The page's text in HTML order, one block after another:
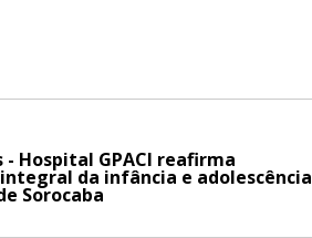
Hospital GPACI reafirma
da infância e adolescência
Sorocaba